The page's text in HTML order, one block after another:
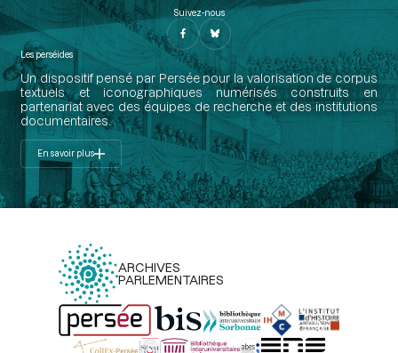
Suivez-nous
Les perséides
Un dispositif pensé par Persée pour la valorisation de corpus
textuels et iconographiques numérisés construits en
partenariat avec des équipes de recherche et des institutions
documentaires.
En savoir plus
ARCHIVES
PARLEMENTAIRES